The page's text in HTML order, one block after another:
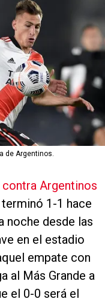
de Argentinos.
contra Argentinos
1-1 hace
noche desde las
en el estadio
empate con
al Más Grande a
el 0-0 será el